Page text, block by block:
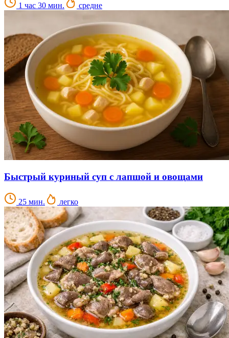
1 час 30 мин. средне
Быстрый куриный суп с лапшой и овощами
25 мин. легко